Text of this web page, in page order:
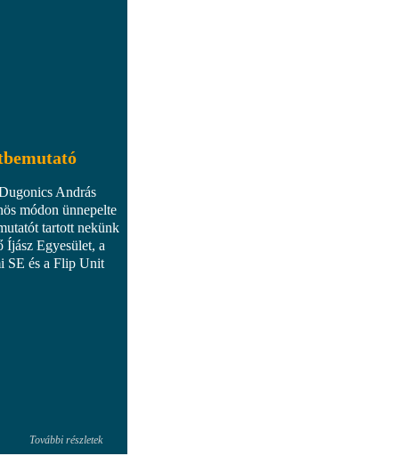
András
módon ünnepelte
tartott nekünk
Íjász Egyesület, a
SE és a Flip Unit
További részletek